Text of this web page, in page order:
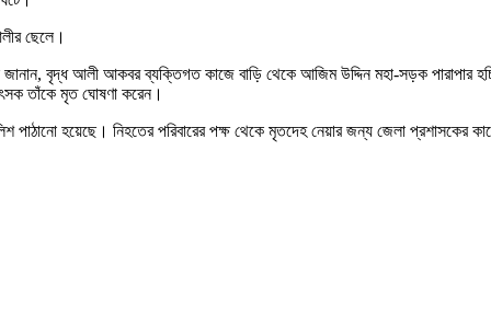
ছেলে।
জানান, বৃদ্ধ আলী আকবর ব্যক্তিগত কাজে বাড়ি থেকে আজিম উদ্দিন মহা-সড়ক
তাঁকে মৃত ঘোষণা করেন।
পাঠানো হয়েছে। নিহতের পরিবারের পক্ষ থেকে মৃতদেহ নেয়ার জন্য জেলা